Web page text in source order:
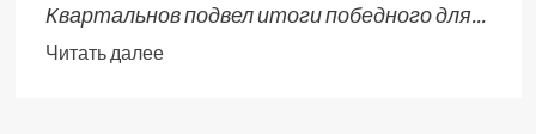
Квартальнов подвел итоги победного для...
Читать далее